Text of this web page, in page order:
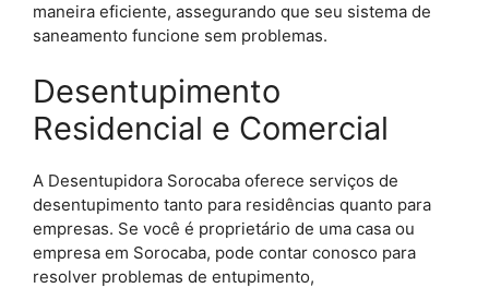
maneira eficiente, assegurando que seu sistema de
saneamento funcione sem problemas.
Desentupimento
Residencial e Comercial
A Desentupidora Sorocaba oferece serviços de
desentupimento tanto para residências quanto para
empresas. Se você é proprietário de uma casa ou
empresa em Sorocaba, pode contar conosco para
resolver problemas de entupimento,